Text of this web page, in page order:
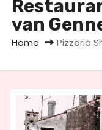
van
Home Pizzeria